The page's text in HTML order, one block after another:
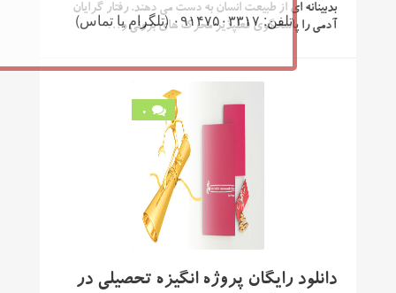
بدبینانه ای از طبیعت انسان به دست می دهند. رفتار گرایان
آ‎دمی را پاسخگوی فعلپذیر محرک های برونی و…
0
دانلود رایگان پروژه انگیزه تحصیلی در
تلفن: ۰۹۱۴۷۵۰۳۳۱۷ (تلگرام یا تماس)